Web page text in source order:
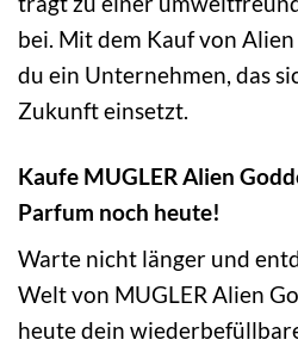
bei. Mit dem Kauf von
du ein Unternehmen, das
Zukunft einsetzt.
Kaufe MUGLER Alien
Parfum noch heute!
Warte nicht länger und
Welt von MUGLER Alien
heute dein